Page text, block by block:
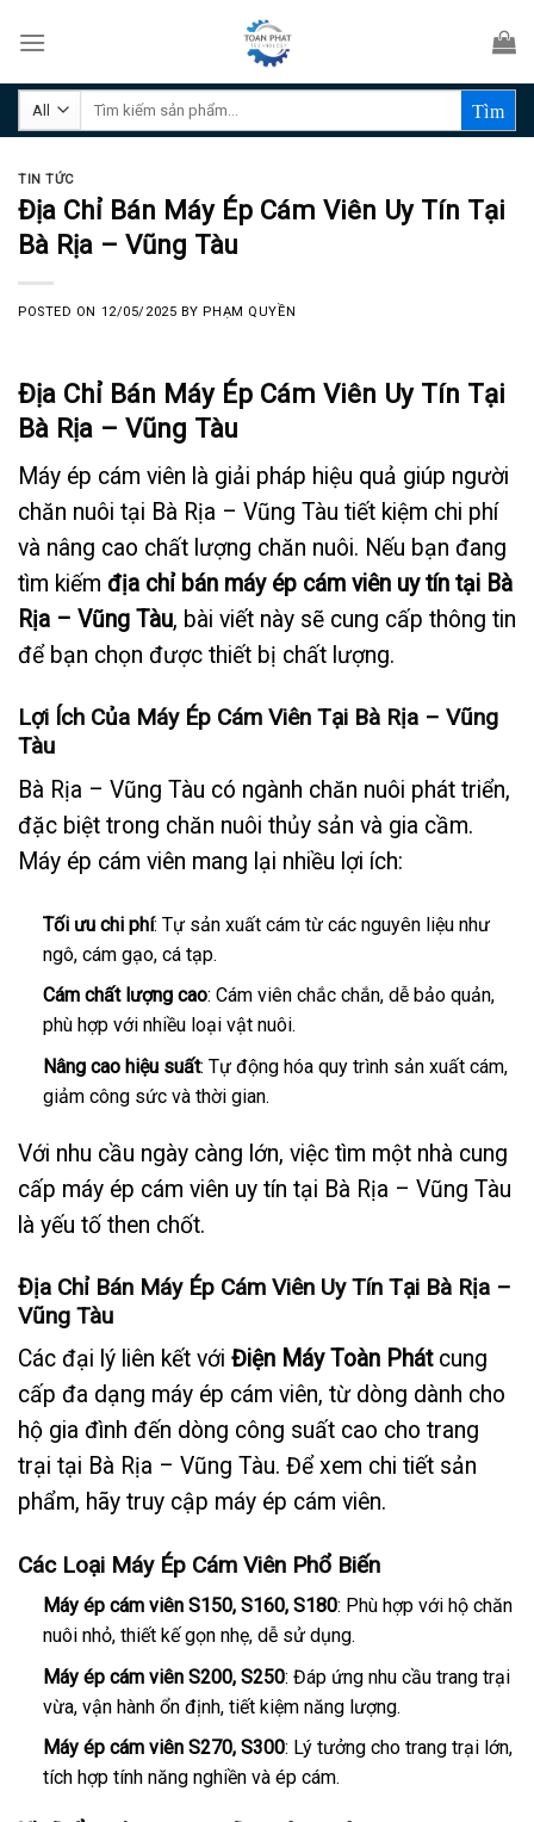
Tìm
TIN TỨC
Địa Chỉ Bán Máy Ép Cám Viên Uy Tín Tại
Bà Rịa – Vũng Tàu
POSTED ON 12/05/2025 BYPHẠM QUYỀN
Địa Chỉ Bán Máy Ép Cám Viên Uy Tín Tại
Bà Rịa – Vũng Tàu
Máy ép cám viên là giải pháp hiệu quả giúp người
chăn nuôi tại Bà Rịa – Vũng Tàu tiết kiệm chi phí
và nâng cao chất lượng chăn nuôi. Nếu bạn đang
tìm kiếm địa chỉ bán máy ép cám viên uy tín tại Bà
Rịa – Vũng Tàu, bài viết này sẽ cung cấp thông tin
để bạn chọn được thiết bị chất lượng.
Lợi Ích Của Máy Ép Cám Viên Tại Bà Rịa – Vũng
Tàu
Bà Rịa – Vũng Tàu có ngành chăn nuôi phát triển,
đặc biệt trong chăn nuôi thủy sản và gia cầm.
Máy ép cám viên mang lại nhiều lợi ích:
Tối ưu chi phí: Tự sản xuất cám từ các nguyên liệu như
ngô, cám gạo, cá tạp.
Cám chất lượng cao: Cám viên chắc chắn, dễ bảo quản,
phù hợp với nhiều loại vật nuôi.
Nâng cao hiệu suất: Tự động hóa quy trình sản xuất cám,
giảm công sức và thời gian.
Với nhu cầu ngày càng lớn, việc tìm một nhà cung
cấp máy ép cám viên uy tín tại Bà Rịa – Vũng Tàu
là yếu tố then chốt.
Địa Chỉ Bán Máy Ép Cám Viên Uy Tín Tại Bà Rịa –
Vũng Tàu
Các đại lý liên kết với Điện Máy Toàn Phátcung
cấp đa dạng máy ép cám viên, từ dòng dành cho
hộ gia đình đến dòng công suất cao cho trang
trại tại Bà Rịa – Vũng Tàu. Để xem chi tiết sản
phẩm, hãy truy cập máy ép cám viên.
Các Loại Máy Ép Cám Viên Phổ Biến
Máy ép cám viên S150, S160, S180: Phù hợp với hộ chăn
nuôi nhỏ, thiết kế gọn nhẹ, dễ sử dụng.
Máy ép cám viên S200, S250: Đáp ứng nhu cầu trang trại
vừa, vận hành ổn định, tiết kiệm năng lượng.
Máy ép cám viên S270, S300: Lý tưởng cho trang trại lớn,
tích hợp tính năng nghiền và ép cám.